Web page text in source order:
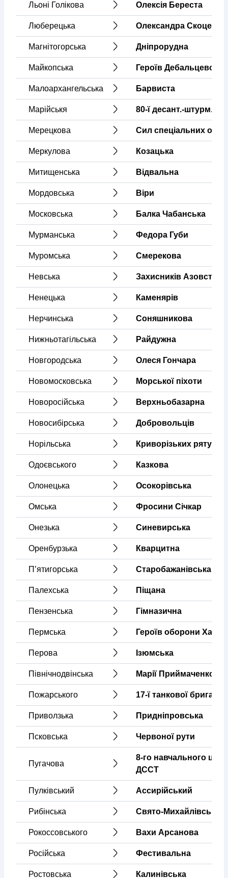
Льоні Голікова Олексія Береста
Люберецька Олександра
Магнітогорська Дніпрорудна
Майкопська Героїв Дебальцевого
Малоархангельська Барвиста
Марійськя 80-ї десант.-
Мерецкова Сил спеціальних
Меркулова Козацька
Митищенська Відвальна
Мордовська Віри
Московська Балка Чабанська
Мурманська Федора Губи
Муромська Смерекова
Невська Захисників Азовсталі
Ненецька Каменярів
Нерчинська Соняшникова
Нижньотагільська Райдужна
Новгородська Олеся Гончара
Новомосковська Морської піхоти
Новоросійська Верхньобазарна
Новосибірська Добровольців
Норільська Криворізьких
Одоєвського Казкова
Олонецька Осокорівська
Омська Фросини Січкар
Онезька Синевирська
Оренбурзька Кварцитна
Пʼятигорська Старобажанівська
Палехська Піщана
Пензенська Гімназична
Пермська Героїв оборони
Перова Ізюмська
Північнодвінська Марії Приймаченко
Пожарського 17-ї танкової бригади
Приволзька Придніпровська
Псковська Червоної рути
Пугачова
8-го навчального
ДССТ
Пулківський Ассирійський
Рибінська Свято-Михайлівська
Рокоссовського Вахи Арсанова
Російська Фестивальна
Ростовська Калинівська